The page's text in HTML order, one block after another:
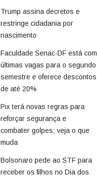
Trump assina decretos e
restringe cidadania por
nascimento
Faculdade Senac-DF está com
últimas vagas para o segundo
semestre e oferece descontos
de até 20%
Pix terá novas regras para
reforçar segurança e
combater golpes; veja o que
muda
Bolsonaro pede ao STF para
receber os filhos no Dia dos